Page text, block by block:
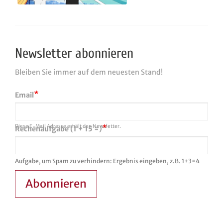
Newsletter abonnieren
Email
Diese E-Mail Adresse erhält den Newsletter.
Bleiben Sie immer auf dem neuesten Stand!
Rechenaufgabe (1 + 15 =)
Aufgabe, um Spam zu verhindern: Ergebnis eingeben, z.B. 1+3=4
Abonnieren